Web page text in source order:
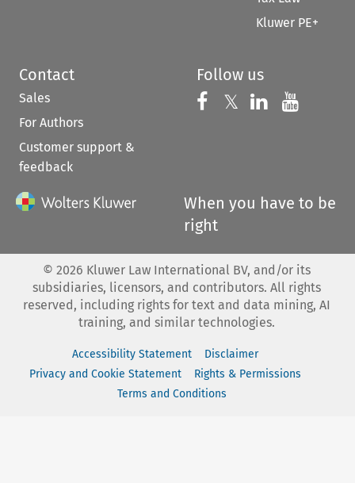
Kluwer PE+
Contact
Sales
For Authors
Customer support &
feedback
Follow us
Follow us on
𝕏 Follow us on
Follow us
When you have to be
right
© 2026 Kluwer Law International BV, and/or its
subsidiaries, licensors, and contributors. All rights
reserved, including rights for text and data mining, AI
training, and similar technologies.
Accessibility Statement
Disclaimer
Privacy and Cookie Statement
Rights & Permissions
Terms and Conditions